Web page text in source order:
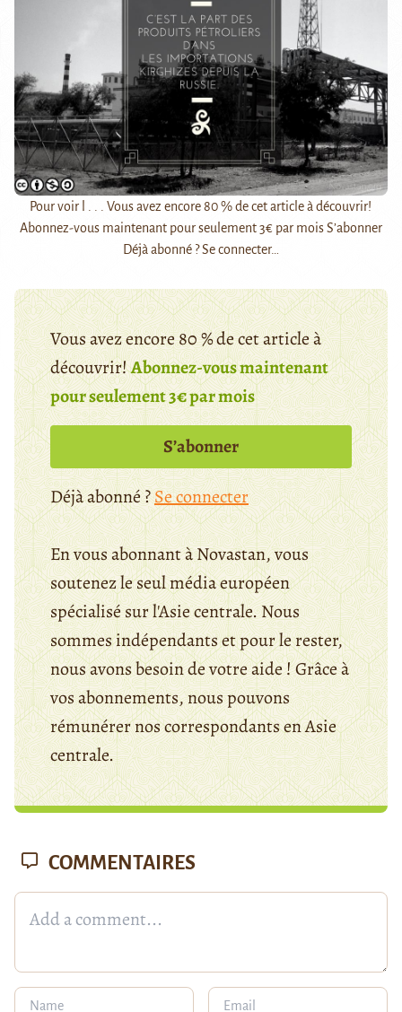
Pour voir l . . . Vous avez encore 80 % de cet article à découvrir!
Abonnez-vous maintenant pour seulement 3€ par mois S’abonner
Déjà abonné ? Se connecter…
Vous avez encore 80 % de cet article à
découvrir!Abonnez-vous maintenant
pour seulement 3€ par mois
S’abonner
Déjà abonné ?Se connecter
En vous abonnant à Novastan, vous
soutenez le seul média européen
spécialisé sur l'Asie centrale. Nous
sommes indépendants et pour le rester,
nous avons besoin de votre aide ! Grâce à
vos abonnements, nous pouvons
rémunérer nos correspondants en Asie
centrale.
COMMENTAIRES